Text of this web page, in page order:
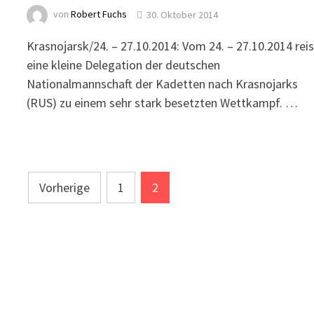
vonRobert Fuchs 30. Oktober 2014
Krasnojarsk/24. – 27.10.2014: Vom 24. – 27.10.2014
eine kleine Delegation der deutschen
Nationalmannschaft der Kadetten nach Krasnojarks
(RUS) zu einem sehr stark besetzten Wettkampf. …
Seitennummerierung
der
Vorherige 1 2